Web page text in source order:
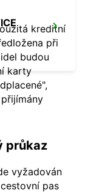
kreditní
při
budou
karty
průkaz
vyžadován
pas